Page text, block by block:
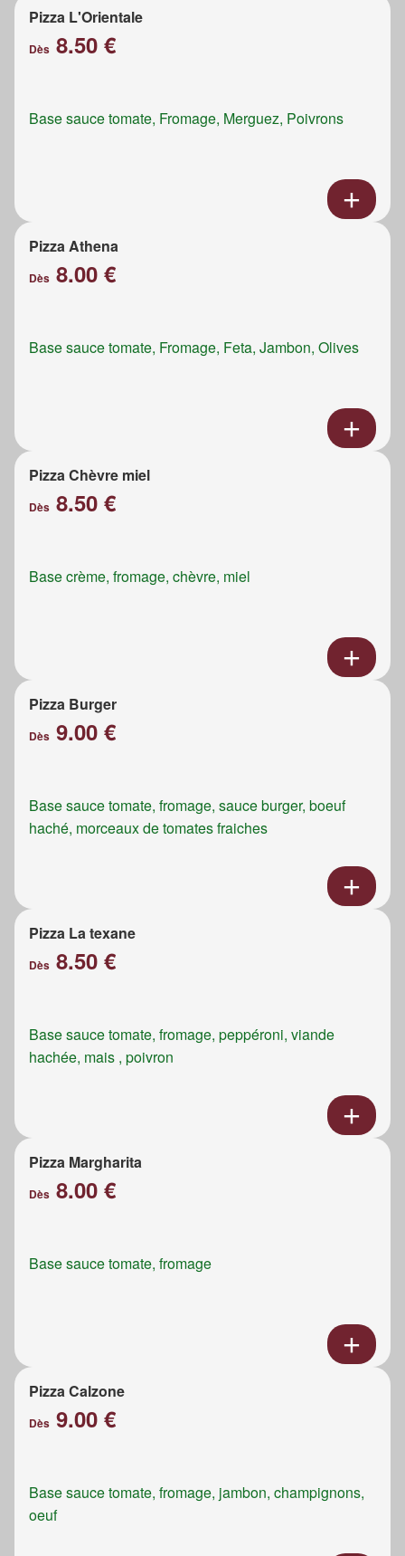
Pizza L'Orientale
Dès 8.50 €
Base sauce tomate, Fromage, Merguez, Poivrons
Pizza Athena
Dès 8.00 €
Base sauce tomate, Fromage, Feta, Jambon, Olives
Pizza Chèvre miel
Dès 8.50 €
Base crème, fromage, chèvre, miel
Pizza Burger
Dès 9.00 €
Base sauce tomate, fromage, sauce burger, boeuf
haché, morceaux de tomates fraiches
Pizza La texane
Dès 8.50 €
Base sauce tomate, fromage, peppéroni, viande
hachée, mais , poivron
Pizza Margharita
Dès 8.00 €
Base sauce tomate, fromage
Pizza Calzone
Dès 9.00 €
Base sauce tomate, fromage, jambon, champignons,
oeuf